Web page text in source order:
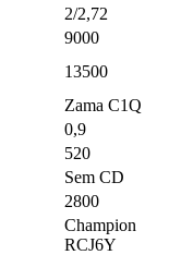
2/2,72
9000
13500
Zama С1Q
0,9
520
Sem CD
2800
Champion
RCJ6Y